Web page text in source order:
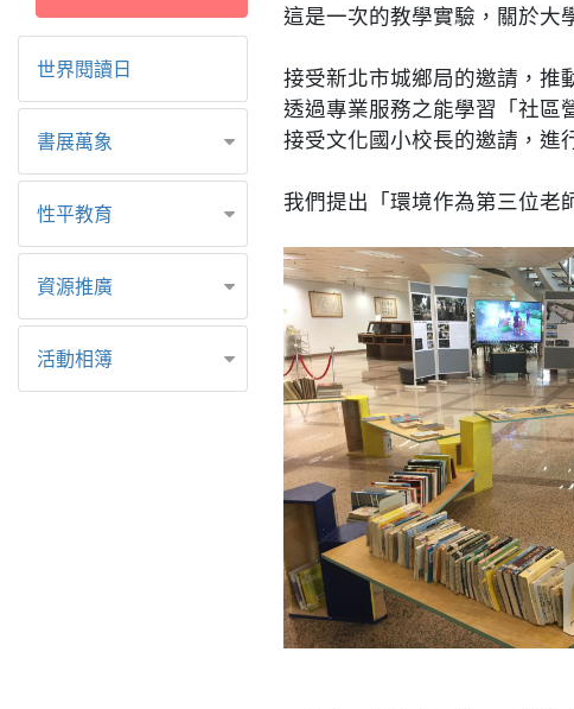
世界閱讀日
書展萬象
性平教育
資源推廣
活動相簿
這是一次的教學實驗，關於大
接受新北市城鄉局的邀請，推
透過專業服務之能學習「社區
接受文化國小校長的邀請，進
我們提出「環境作為第三位老